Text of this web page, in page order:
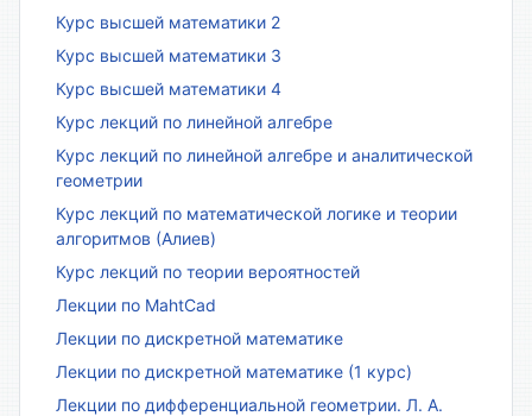
Курс высшей математики 2
Курс высшей математики 3
Курс высшей математики 4
Курс лекций по линейной алгебре
Курс лекций по линейной алгебре и аналитической
геометрии
Курс лекций по математической логике и теории
алгоритмов (Алиев)
Курс лекций по теории вероятностей
Лекции по MahtCad
Лекции по дискретной математике
Лекции по дискретной математике (1 курс)
Лекции по дифференциальной геометрии. Л. А.